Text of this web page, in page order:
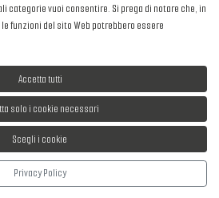
della Musica Italia Tutti i Diritti Riservati.
Policy
| Cookies
daNewMediaConsulting
categorie vuoi consentire. Si prega di notare che, in
funzioni del sito Web potrebbero essere
Accetta tutti
solo i cookie necessari
Scegli i cookie
Privacy Policy